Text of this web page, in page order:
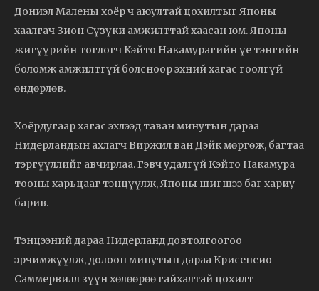
Дониэл Малены хоёр ч аюултай цохилтыг Японы
хаалгач Зион Сүзүки амжилттай хаасан юм. Японы
жигүүрийн тоглогч Кэйто Накамурагийн үе тэнгийн
боломж амжилтгүй болсноор эхний хагас гоолгүй
өндөрлөв.
Хоёрдугаар хагас эхлээд таван минутын дараа
Нидерландын ахлагч Виржил ван Дэйк мөргөж, багтаа
тэргүүллийг авчирлаа. Гэвч удалгүй Кэйто Накамура
тооны харьцааг тэнцүүлж, Японы шигшээ баг хариу
барив.
Тэнцээний дараа Нидерланд довтолгоогоо
эрчимжүүлж, долоон минутын дараа Крисенсио
Саммервилл зүүн хөлөөрөө гайхалтай цохилт